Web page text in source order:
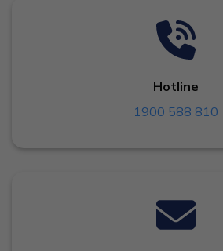
Hotline
1900 588 810